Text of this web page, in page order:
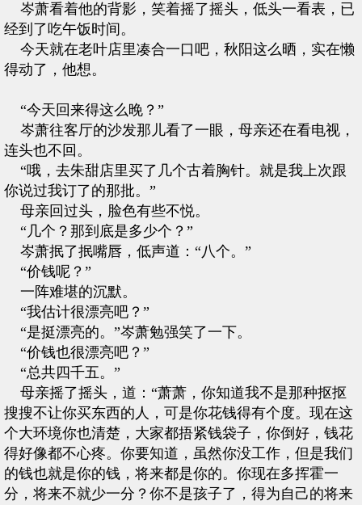
岑萧看着他的背影，笑着摇了摇头，低头一看表，已
经到了吃午饭时间。
今天就在老叶店里凑合一口吧，秋阳这么晒，实在懒
得动了，他想。
“今天回来得这么晚？”
岑萧往客厅的沙发那儿看了一眼，母亲还在看电视，
连头也不回。
“哦，去朱甜店里买了几个古着胸针。就是我上次跟
你说过我订了的那批。”
母亲回过头，脸色有些不悦。
“几个？那到底是多少个？”
岑萧抿了抿嘴唇，低声道：“八个。”
“价钱呢？”
一阵难堪的沉默。
“我估计很漂亮吧？”
“是挺漂亮的。”岑萧勉强笑了一下。
“价钱也很漂亮吧？”
“总共四千五。”
母亲摇了摇头，道：“萧萧，你知道我不是那种抠抠
搜搜不让你买东西的人，可是你花钱得有个度。现在这
个大环境你也清楚，大家都捂紧钱袋子，你倒好，钱花
得好像都不心疼。你要知道，虽然你没工作，但是我们
的钱也就是你的钱，将来都是你的。你现在多挥霍一
分，将来不就少一分？你不是孩子了，得为自己的将来